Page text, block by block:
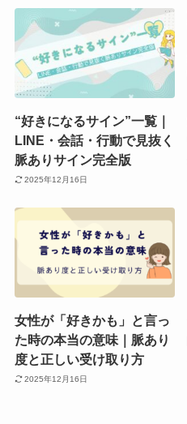
“好きになるサイン”一覧｜
LINE・会話・行動で見抜く
脈ありサイン完全版
2025年12月16日
女性が「好きかも」と言っ
た時の本当の意味｜脈あり
度と正しい受け取り方
2025年12月16日